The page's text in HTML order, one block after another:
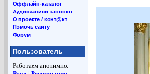
Оффлайн-каталог
Аудиозаписи канонов
О проекте / конт@кт
Помочь сайту
Форум
Пользователь
Работаем анонимно.